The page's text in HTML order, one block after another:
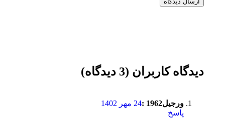
دیدگاه کاربران (3 دیدگاه)
ورجیل1962 :
24 مهر 1402